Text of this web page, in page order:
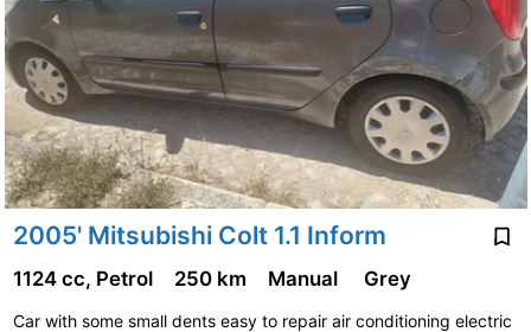
2005' Mitsubishi Colt 1.1 Inform
1124 cc, Petrol 250 km Manual Grey
Car with some small dents easy to repair air conditioning electric